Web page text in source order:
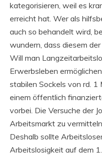
kategorisieren, weil es
erreicht hat. Wer als
auch so behandelt wird,
wundern, dass diesem
Will man
Erwerbsleben
stabilen Sockels von rd.
einem öffentlich
vorbei. Die Versuche der
Arbeitsmarkt zu
Deshalb sollte
Arbeitslosigkeit auf dem